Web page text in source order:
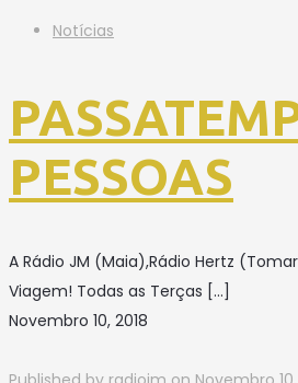
Notícias
PESSOAS
A Rádio JM (Maia),Rádio Hertz
Viagem! Todas as Terças […]
Novembro 10, 2018